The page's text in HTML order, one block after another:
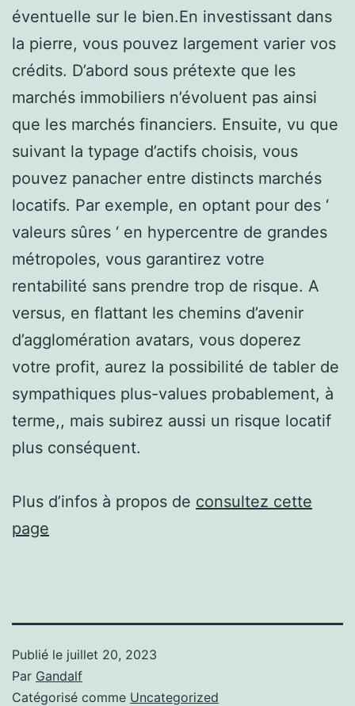
éventuelle sur le bien.En investissant dans
la pierre, vous pouvez largement varier vos
crédits. D’abord sous prétexte que les
marchés immobiliers n’évoluent pas ainsi
que les marchés financiers. Ensuite, vu que
suivant la typage d’actifs choisis, vous
pouvez panacher entre distincts marchés
locatifs. Par exemple, en optant pour des ‘
valeurs sûres ‘ en hypercentre de grandes
métropoles, vous garantirez votre
rentabilité sans prendre trop de risque. A
versus, en flattant les chemins d’avenir
d’agglomération avatars, vous doperez
votre profit, aurez la possibilité de tabler de
sympathiques plus-values probablement, à
terme,, mais subirez aussi un risque locatif
plus conséquent.
Plus d’infos à propos de consultez cette
page
Publié le juillet 20, 2023
Par Gandalf
Catégorisé comme Uncategorized